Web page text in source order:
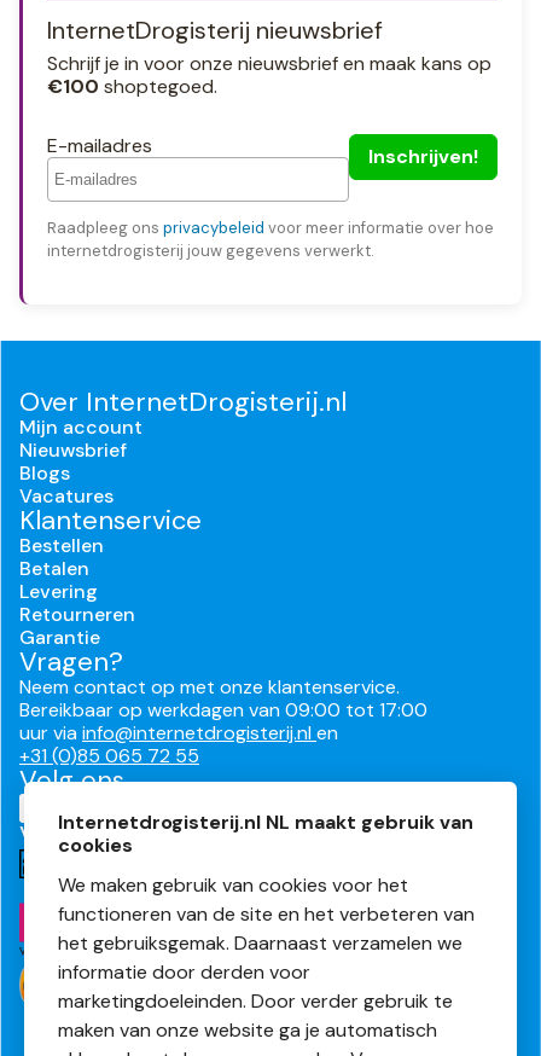
InternetDrogisterij nieuwsbrief
Schrijf je in voor onze nieuwsbrief en maak kans op
€100 shoptegoed.
E-mailadres
Raadpleeg ons privacybeleid voor meer informatie over hoe
internetdrogisterij jouw gegevens verwerkt.
Over InternetDrogisterij.nl
Mijn account
Nieuwsbrief
Blogs
Vacatures
Klantenservice
Bestellen
Betalen
Levering
Retourneren
Garantie
Vragen?
Neem contact op met onze klantenservice.
Bereikbaar op werkdagen van 09:00 tot 17:00
uur viainfo@internetdrogisterij.nlen
+31 (0)85 065 72 55
Volg ons
Veilig en makkelijk betalen
Internetdrogisterij.nl NL maakt gebruik van
cookies
We maken gebruik van cookies voor het
functioneren van de site en het verbeteren van
het gebruiksgemak. Daarnaast verzamelen we
informatie door derden voor
marketingdoeleinden. Door verder gebruik te
maken van onze website ga je automatisch